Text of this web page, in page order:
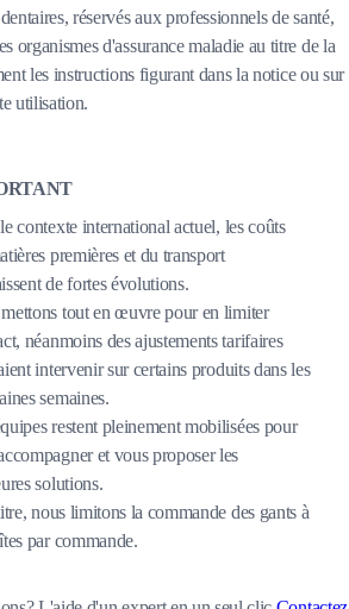
réservés aux professionnels de santé,
organismes d'assurance maladie au titre de la
les instructions figurant dans la notice ou sur
utilisation.
contexte international actuel, les coûts
premières et du transport
de fortes évolutions.
tout en œuvre pour en limiter
néanmoins des ajustements tarifaires
intervenir sur certains produits dans les
semaines.
restent pleinement mobilisées pour
et vous proposer les
solutions.
nous limitons la commande des gants à
par commande.